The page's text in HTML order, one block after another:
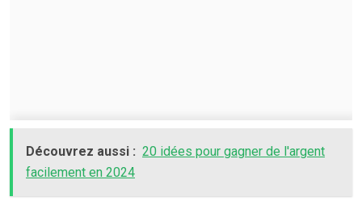
Découvrez aussi : 20 idées pour gagner de l'argent
facilement en 2024